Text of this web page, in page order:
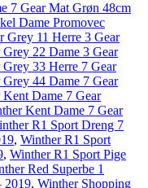
7 Gear Mat Grøn 48cm
Dame Promovec
Grey 11 Herre 3 Gear
22 Dame 3 Gear
33 Herre 7 Gear
44 Dame 7 Gear
Dame 7 Gear
Kent Dame 7 Gear
R1 Sport Dreng 7
, Winther R1 Sport
, Winther R1 Sport Pige
Red Superbe 1
2019, Winther Shopping